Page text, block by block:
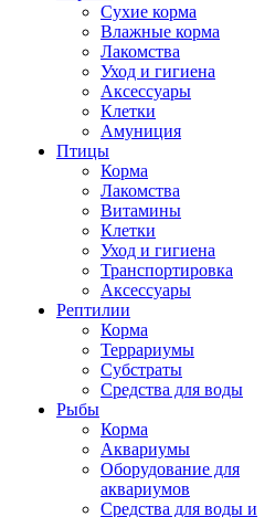
Сухие корма
Влажные корма
Лакомства
Уход и гигиена
Аксессуары
Клетки
Амуниция
Птицы
Корма
Лакомства
Витамины
Клетки
Уход и гигиена
Транспортировка
Аксессуары
Рептилии
Корма
Террариумы
Субстраты
Средства для воды
Рыбы
Корма
Аквариумы
Оборудование для
аквариумов
Средства для воды и